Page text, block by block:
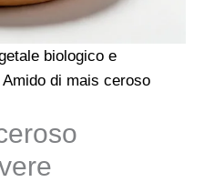
biologico e
di mais ceroso